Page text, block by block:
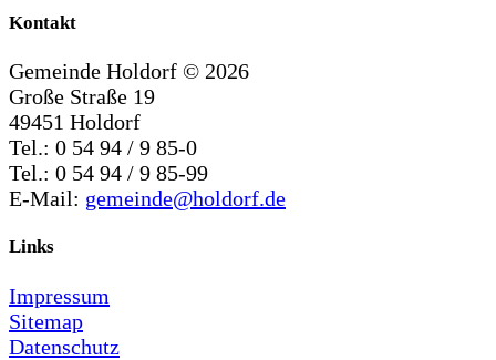
Kontakt
Gemeinde Holdorf © 2026
Große Straße 19
49451 Holdorf
Tel.: 0 54 94 / 9 85-0
Tel.: 0 54 94 / 9 85-99
E-Mail: gemeinde@holdorf.de
Links
Impressum
Sitemap
Datenschutz